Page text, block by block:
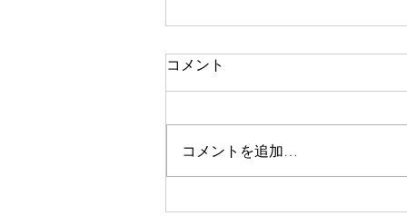
コメント
コメントを追加…